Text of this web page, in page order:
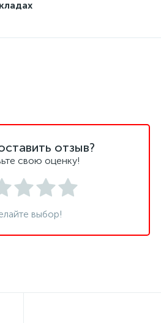
элементы)
отзыв?
свою оценку!
выбор!